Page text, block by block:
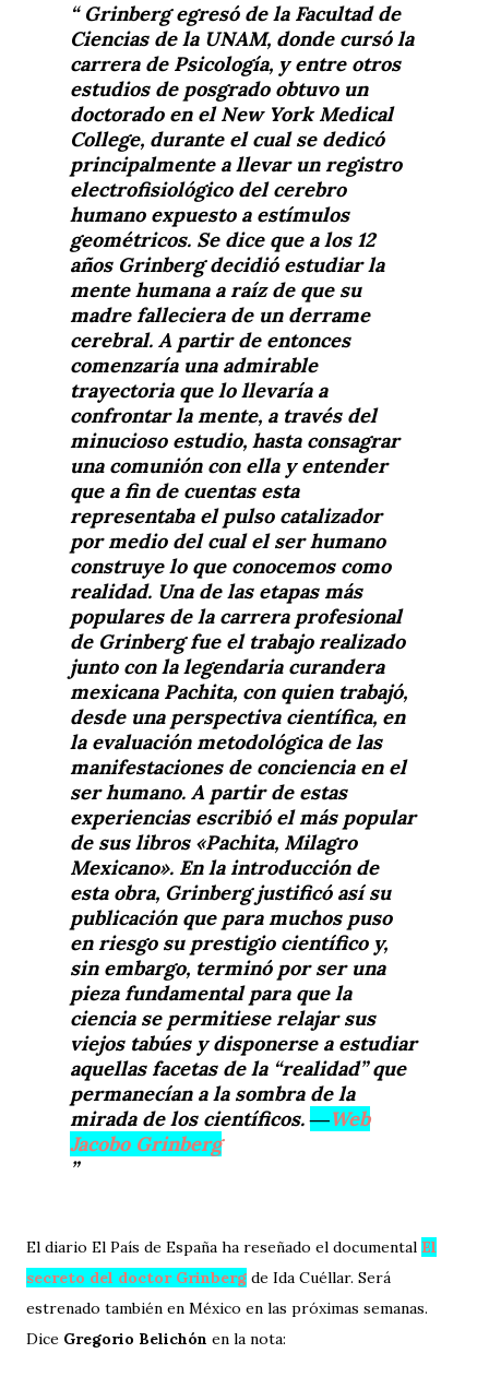
Grinberg egresó de la Facultad de
Ciencias de la UNAM, donde cursó la
carrera de Psicología, y entre otros
estudios de posgrado obtuvo un
doctorado en el New York Medical
College, durante el cual se dedicó
principalmente a llevar un registro
electrofisiológico del cerebro
humano expuesto a estímulos
geométricos. Se dice que a los 12
años Grinberg decidió estudiar la
mente humana a raíz de que su
madre falleciera de un derrame
cerebral. A partir de entonces
comenzaría una admirable
trayectoria que lo llevaría a
confrontar la mente, a través del
minucioso estudio, hasta consagrar
una comunión con ella y entender
que a fin de cuentas esta
representaba el pulso catalizador
por medio del cual el ser humano
construye lo que conocemos como
realidad. Una de las etapas más
populares de la carrera profesional
de Grinberg fue el trabajo realizado
junto con la legendaria curandera
mexicana Pachita, con quien trabajó,
desde una perspectiva científica, en
la evaluación metodológica de las
manifestaciones de conciencia en el
ser humano. A partir de estas
experiencias escribió el más popular
de sus libros «Pachita, Milagro
Mexicano». En la introducción de
esta obra, Grinberg justificó así su
publicación que para muchos puso
en riesgo su prestigio científico y,
sin embargo, terminó por ser una
pieza fundamental para que la
ciencia se permitiese relajar sus
viejos tabúes y disponerse a estudiar
aquellas facetas de la “realidad” que
permanecían a la sombra de la
mirada de los científicos.―Web
Jacobo Grinberg
El diario El País de España ha reseñado el documental El
secreto del doctor Grinberg de Ida Cuéllar. Será
estrenado también en México en las próximas semanas.
Dice Gregorio Belichón en la nota: